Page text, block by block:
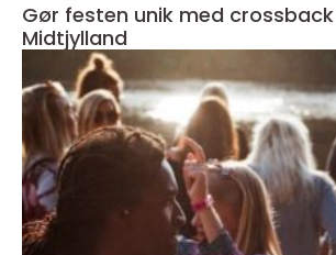
Gør festen unik med
Midtjylland